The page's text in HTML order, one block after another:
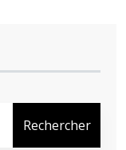
Rechercher